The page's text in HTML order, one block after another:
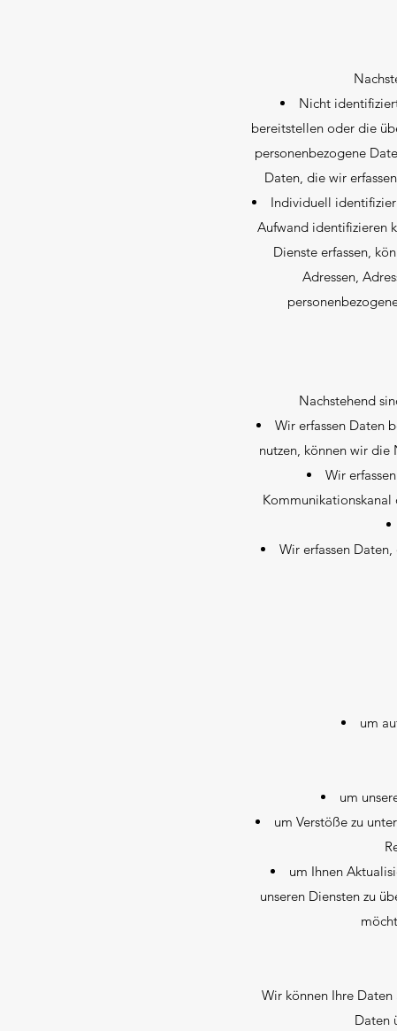
Nicht
bereitstellen oder die
personenbezogene
Daten, die wir
Individuell
Aufwand identifizieren
Dienste erfassen,
Adressen,
Nachstehend
Wir erfassen Daten
nutzen, können wir die
Wir
Wir erfassen
um
um
um Verstöße zu
um Ihnen
unseren Diensten zu
Wir können Ihre
Daten